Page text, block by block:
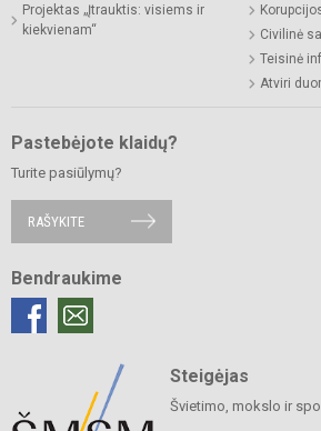
Projektas „Įtrauktis: visiems ir
kiekvienam“
Civilinė
Teisinė
Atviri
Pastebėjote klaidų?
Turite pasiūlymų?
RAŠYKITE
Bendraukime
Steigėjas
Švietimo, mokslo ir